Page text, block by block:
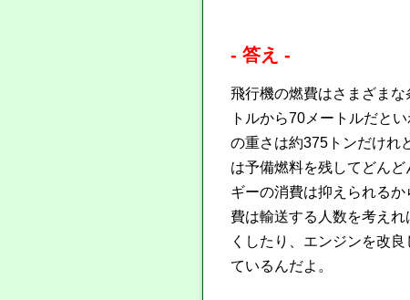
- 答え -
飛行機の燃費はさまざま
トルから70メートルだと
の重さは約375トンだけれ
は予備燃料を残してどん
ギーの消費は抑えられる
費は輸送する人数を考え
くしたり、エンジンを改
ているんだよ。